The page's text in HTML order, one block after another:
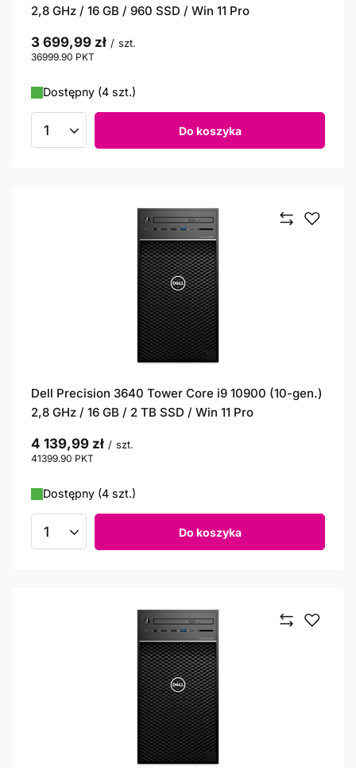
2,8 GHz / 16 GB / 960 SSD / Win 11 Pro
3 699,99 zł / szt.
36999.90 PKT
Dostępny (4 szt.)
Ilość produktów Do koszyka
Dell Precision 3640 Tower Core i9 10900 (10-gen.)
2,8 GHz / 16 GB / 2 TB SSD / Win 11 Pro
4 139,99 zł / szt.
41399.90 PKT
Dostępny (4 szt.)
Ilość produktów Do koszyka